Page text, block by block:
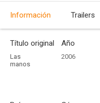
Información Trailers
Título original
Las
manos
Año
2006